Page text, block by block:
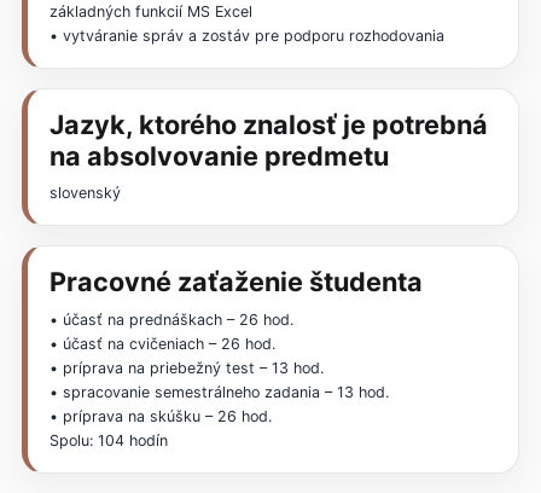
základných funkcií MS Excel
• vytváranie správ a zostáv pre podporu rozhodovania
Jazyk, ktorého znalosť je potrebná
na absolvovanie predmetu
slovenský
Pracovné zaťaženie študenta
• účasť na prednáškach – 26 hod.
• účasť na cvičeniach – 26 hod.
• príprava na priebežný test – 13 hod.
• spracovanie semestrálneho zadania – 13 hod.
• príprava na skúšku – 26 hod.
Spolu: 104 hodín